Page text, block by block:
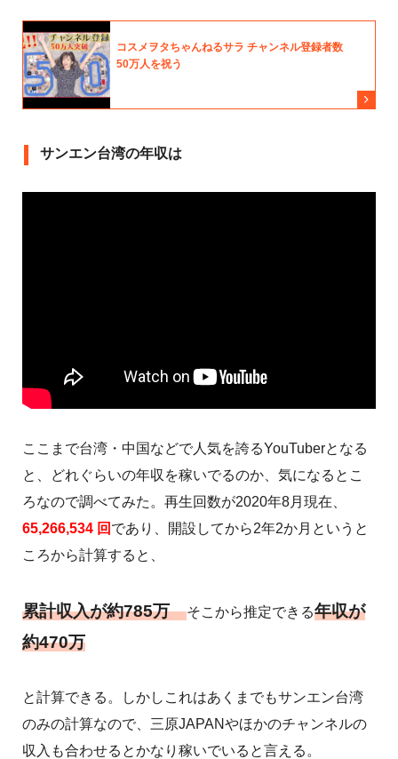
サンエン台湾の年収は
ここまで台湾・中国などで人気を誇るYouTuberとなる
と、どれぐらいの年収を稼いでるのか、気になるとこ
ろなので調べてみた。再生回数が2020年8月現在、
65,266,534 回 であり、開設してから2年2か月というと
ころから計算すると、
累計収入が約785万そこから推定できる年収が
約470万
と計算できる。しかしこれはあくまでもサンエン台湾
のみの計算なので、三原JAPANやほかのチャンネルの
収入も合わせるとかなり稼いでいると言える。